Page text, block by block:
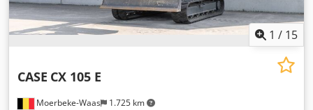
1 / 15
Moerbeke-Waas 1.725 km
CASE CX 105 E